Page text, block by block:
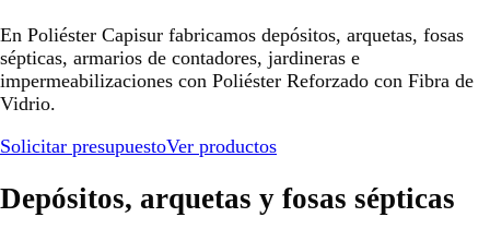
En Poliéster Capisur fabricamos depósitos, arquetas, fosas
sépticas, armarios de contadores, jardineras e
impermeabilizaciones con Poliéster Reforzado con Fibra de
Vidrio.
Solicitar presupuestoVer productos
Depósitos, arquetas y fosas sépticas